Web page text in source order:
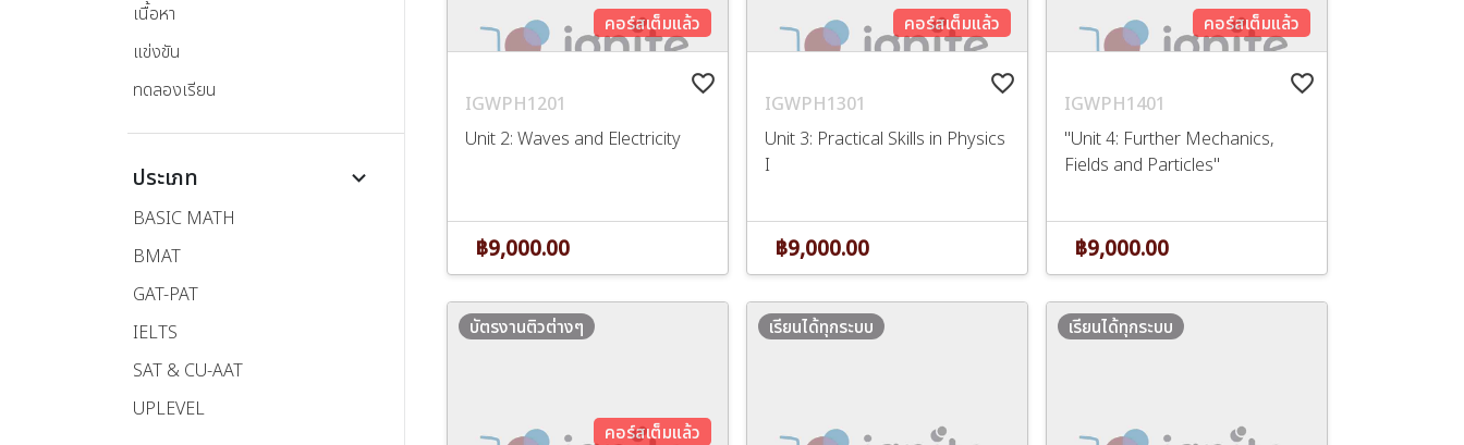
เนื้อหา
แข่งขัน
ทดลองเรียน
ประเภท keyboard_arrow_down
BASIC MATH
BMAT
GAT-PAT
IELTS
SAT & CU-AAT
UPLEVEL
favorite_border
IGWPH1201
Unit 2: Waves and Electricity
คอร์สเต็มแล้ว
฿9,000.00
favorite_border
IGWPH1301
Unit 3: Practical Skills in Physics
I
คอร์สเต็มแล้ว
฿9,000.00
favorite_border
IGWPH1401
"Unit 4: Further Mechanics,
Fields and Particles"
คอร์สเต็มแล้ว
฿9,000.00
คอร์สเต็มแล้ว
บัตรงานติวต่างๆ เรียนได้ทุกระบบ เรียนได้ทุกระบบ